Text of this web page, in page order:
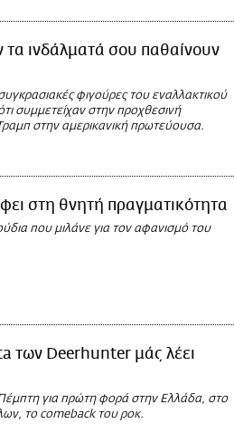
τα ινδάλματά σου παθαίνουν
φιγούρες του εναλλακτικού
συμμετείχαν στην προχθεσινή
στην αμερικανική πρωτεύουσα.
στη θνητή πραγματικότητα
που μιλάνε για τον αφανισμό του
των Deerhunter μάς λέει
για πρώτη φορά στην Ελλάδα, στο
το comeback του ροκ.